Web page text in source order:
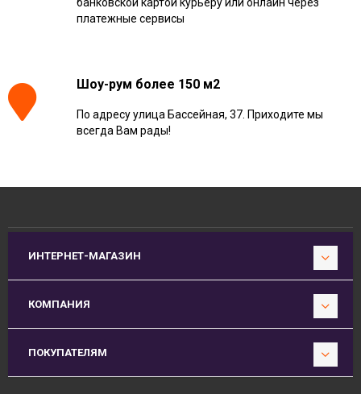
платежные сервисы
Шоу-рум более 150 м2
По адресу улица Бассейная, 37. Приходите мы
всегда Вам рады!
ИНТЕРНЕТ-МАГАЗИН
КОМПАНИЯ
ПОКУПАТЕЛЯМ